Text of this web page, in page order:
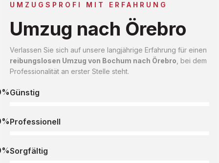
UMZUGSPROFI MIT ERFAHRUNG
Umzug nach Örebro
Verlassen Sie sich auf unsere langjährige Erfahrung für einen
reibungslosen Umzug von Bochum nach Örebro , bei dem
Professionalität an erster Stelle steht.
Günstig
Professionell
Sorgfältig